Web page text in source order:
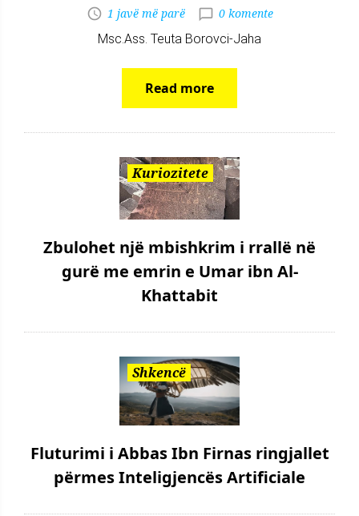
1 javë më parë
0 komente
Msc.Ass. Teuta Borovci-Jaha
Read more
Kuriozitete
Zbulohet një mbishkrim i rrallë në
gurë me emrin e Umar ibn Al-
Khattabit
Shkencë
Fluturimi i Abbas Ibn Firnas ringjallet
përmes Inteligjencës Artificiale